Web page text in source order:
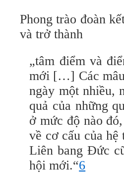
Phong trào đoàn
và trở thành
„tâm điểm và
mới […] Các
ngày một nhiều,
quả của những
ở mức độ nào
về cơ cấu của
Liên bang Đức
hội mới.“6